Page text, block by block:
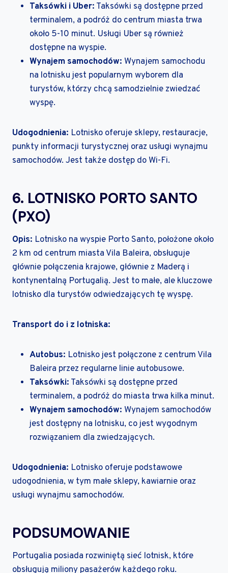
Taksówki i Uber: Taksówki są dostępne przed
terminalem, a podróż do centrum miasta trwa
około 5-10 minut. Usługi Uber są również
dostępne na wyspie.
Wynajem samochodów: Wynajem samochodu
na lotnisku jest popularnym wyborem dla
turystów, którzy chcą samodzielnie zwiedzać
wyspę.
Udogodnienia: Lotnisko oferuje sklepy, restauracje,
punkty informacji turystycznej oraz usługi wynajmu
samochodów. Jest także dostęp do Wi-Fi.
6. LOTNISKO PORTO SANTO
(PXO)
Opis: Lotnisko na wyspie Porto Santo, położone około
2 km od centrum miasta Vila Baleira, obsługuje
głównie połączenia krajowe, głównie z Maderą i
kontynentalną Portugalią. Jest to małe, ale kluczowe
lotnisko dla turystów odwiedzających tę wyspę.
Transport do i z lotniska:
Autobus: Lotnisko jest połączone z centrum Vila
Baleira przez regularne linie autobusowe.
Taksówki: Taksówki są dostępne przed
terminalem, a podróż do miasta trwa kilka minut.
Wynajem samochodów: Wynajem samochodów
jest dostępny na lotnisku, co jest wygodnym
rozwiązaniem dla zwiedzających.
Udogodnienia: Lotnisko oferuje podstawowe
udogodnienia, w tym małe sklepy, kawiarnie oraz
usługi wynajmu samochodów.
PODSUMOWANIE
Portugalia posiada rozwiniętą sieć lotnisk, które
obsługują miliony pasażerów każdego roku.